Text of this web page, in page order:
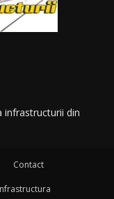
infrastructurii din
Contact